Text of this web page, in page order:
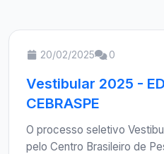
20/02/2025 0
Vestibular 2025 -
CEBRASPE
O processo seletivo
pelo Centro Brasileiro de